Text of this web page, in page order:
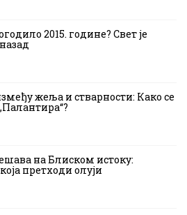
2015. године? Свет је
жеља и стварности: Како се
на Блиском истоку:
претходи олуји